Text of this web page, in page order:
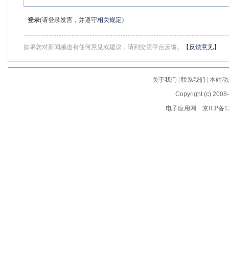
登录(请登录发言，并遵守相关规定)
如果您对新闻频道有任何意见或建议，请到交流平台反馈。 【反馈意见】
关于我们 联系我们
本站
Copyright (c)
电子应用网
京ICP备